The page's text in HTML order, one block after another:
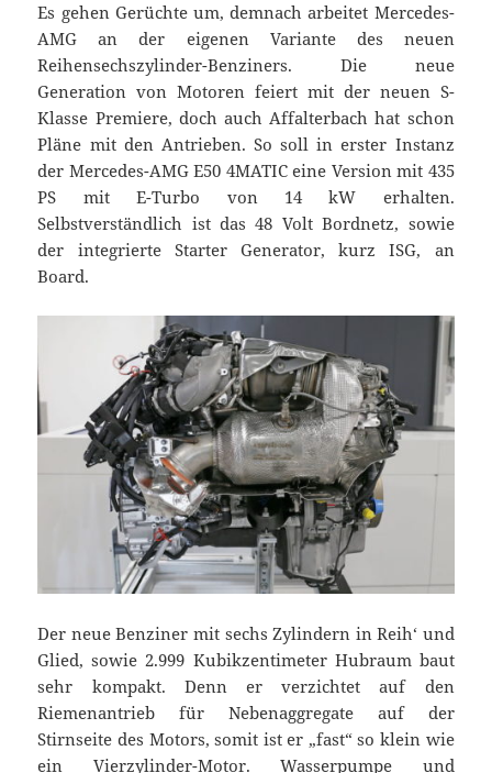
Es gehen Gerüchte um, demnach arbeitet Mercedes-
AMG an der eigenen Variante des neuen
Reihensechszylinder-Benziners. Die neue
Generation von Motoren feiert mit der neuen S-
Klasse Premiere, doch auch Affalterbach hat schon
Pläne mit den Antrieben. So soll in erster Instanz
der Mercedes-AMG E50 4MATIC eine Version mit 435
PS mit E-Turbo von 14 kW erhalten.
Selbstverständlich ist das 48 Volt Bordnetz, sowie
der integrierte Starter Generator, kurz ISG, an
Board.
Der neue Benziner mit sechs Zylindern in Reih‘ und
Glied, sowie 2.999 Kubikzentimeter Hubraum baut
sehr kompakt. Denn er verzichtet auf den
Riemenantrieb für Nebenaggregate auf der
Stirnseite des Motors, somit ist er „fast“ so klein wie
ein Vierzylinder-Motor. Wasserpumpe und